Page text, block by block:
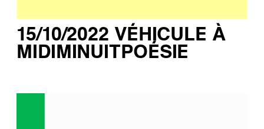
15/10/2022 VÉHICULE À
MIDIMINUITPOÉSIE